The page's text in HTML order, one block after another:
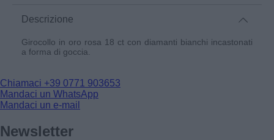
Descrizione
Girocollo in oro rosa 18 ct con diamanti bianchi incastonati
a forma di goccia.
Chiamaci +39 0771 903653
Mandaci un WhatsApp
Mandaci un e-mail
Newsletter